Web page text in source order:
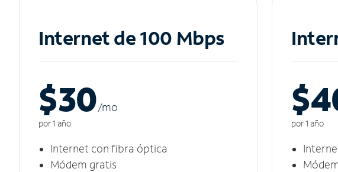
Internet de 100 Mbps
$30/mo
por 1 año
Internet con fibra óptica
Módem gratis
por 1 año